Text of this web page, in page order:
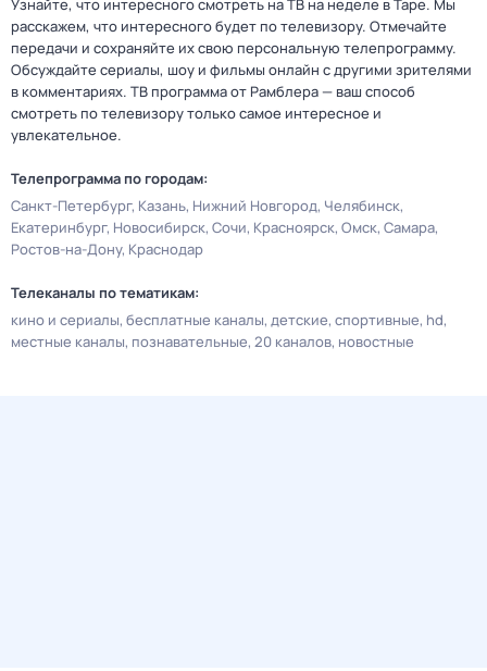
Узнайте, что интересного смотреть на ТВ на неделе в Таре. Мы
расскажем, что интересного будет по телевизору. Отмечайте
передачи и сохраняйте их свою персональную телепрограмму.
Обсуждайте сериалы, шоу и фильмы онлайн с другими зрителями
в комментариях. ТВ программа от Рамблера — ваш способ
смотреть по телевизору только самое интересное и
увлекательное.
Телепрограмма по городам:
Санкт-Петербург Казань Нижний Новгород Челябинск
Екатеринбург Новосибирск Сочи Красноярск Омск Самара
Ростов-на-Дону Краснодар
Телеканалы по тематикам:
кино и сериалы бесплатные каналы детские спортивные hd
местные каналы познавательные 20 каналов новостные